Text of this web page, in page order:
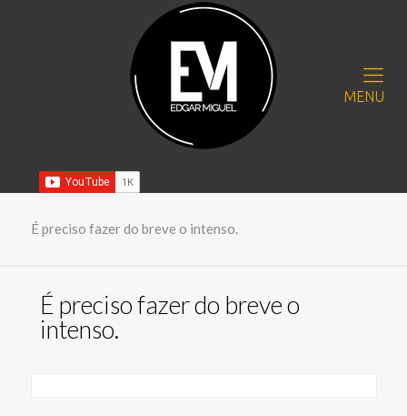
MENU
É preciso fazer do breve o intenso.
É preciso fazer do breve o
intenso.